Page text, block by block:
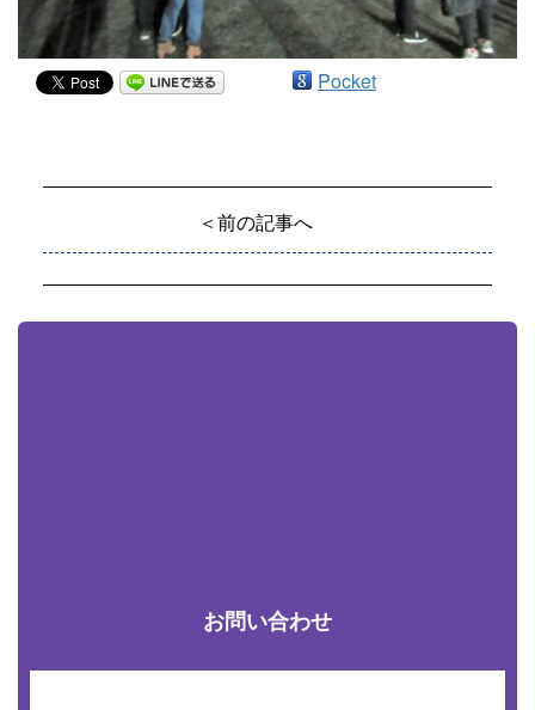
Pocket
＜前の記事へ
お問い合わせ